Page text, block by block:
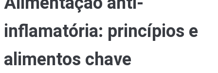
inflamatória: princípios e
alimentos chave